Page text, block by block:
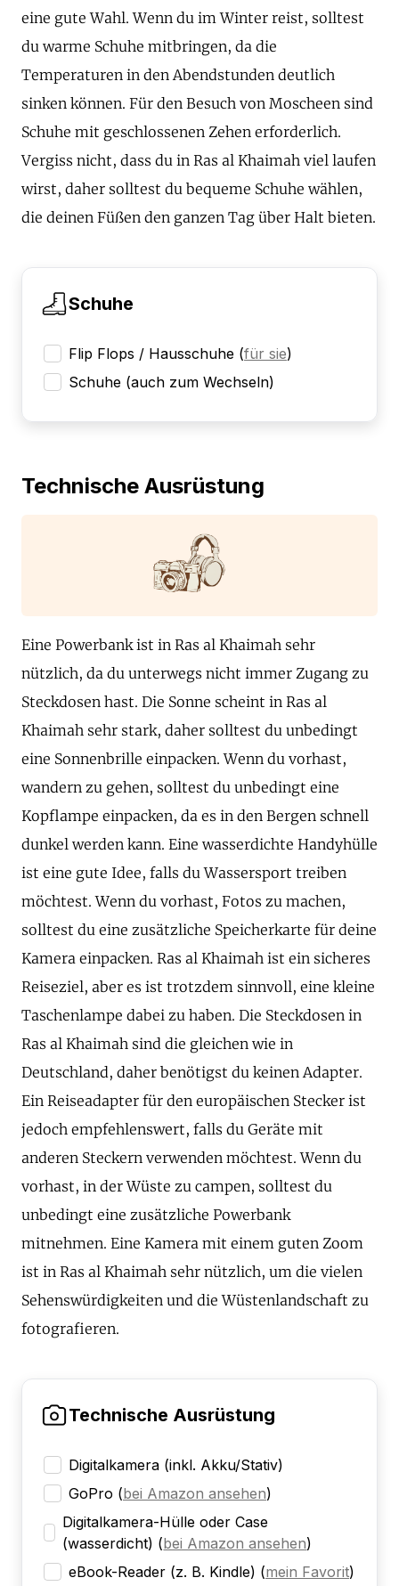
eine gute Wahl. Wenn du im Winter reist, solltest
du warme Schuhe mitbringen, da die
Temperaturen in den Abendstunden deutlich
sinken können. Für den Besuch von Moscheen sind
Schuhe mit geschlossenen Zehen erforderlich.
Vergiss nicht, dass du in Ras al Khaimah viel laufen
wirst, daher solltest du bequeme Schuhe wählen,
die deinen Füßen den ganzen Tag über Halt bieten.
Schuhe
Flip Flops / Hausschuhe (für sie)
Schuhe (auch zum Wechseln)
Technische Ausrüstung
Eine Powerbank ist in Ras al Khaimah sehr
nützlich, da du unterwegs nicht immer Zugang zu
Steckdosen hast. Die Sonne scheint in Ras al
Khaimah sehr stark, daher solltest du unbedingt
eine Sonnenbrille einpacken. Wenn du vorhast,
wandern zu gehen, solltest du unbedingt eine
Kopflampe einpacken, da es in den Bergen schnell
dunkel werden kann. Eine wasserdichte Handyhülle
ist eine gute Idee, falls du Wassersport treiben
möchtest. Wenn du vorhast, Fotos zu machen,
solltest du eine zusätzliche Speicherkarte für deine
Kamera einpacken. Ras al Khaimah ist ein sicheres
Reiseziel, aber es ist trotzdem sinnvoll, eine kleine
Taschenlampe dabei zu haben. Die Steckdosen in
Ras al Khaimah sind die gleichen wie in
Deutschland, daher benötigst du keinen Adapter.
Ein Reiseadapter für den europäischen Stecker ist
jedoch empfehlenswert, falls du Geräte mit
anderen Steckern verwenden möchtest. Wenn du
vorhast, in der Wüste zu campen, solltest du
unbedingt eine zusätzliche Powerbank
mitnehmen. Eine Kamera mit einem guten Zoom
ist in Ras al Khaimah sehr nützlich, um die vielen
Sehenswürdigkeiten und die Wüstenlandschaft zu
fotografieren.
Technische Ausrüstung
Digitalkamera (inkl. Akku/Stativ)
GoPro (bei Amazon ansehen)
Digitalkamera-Hülle oder Case
(wasserdicht) (bei Amazon ansehen)
eBook-Reader (z. B. Kindle) (mein Favorit)